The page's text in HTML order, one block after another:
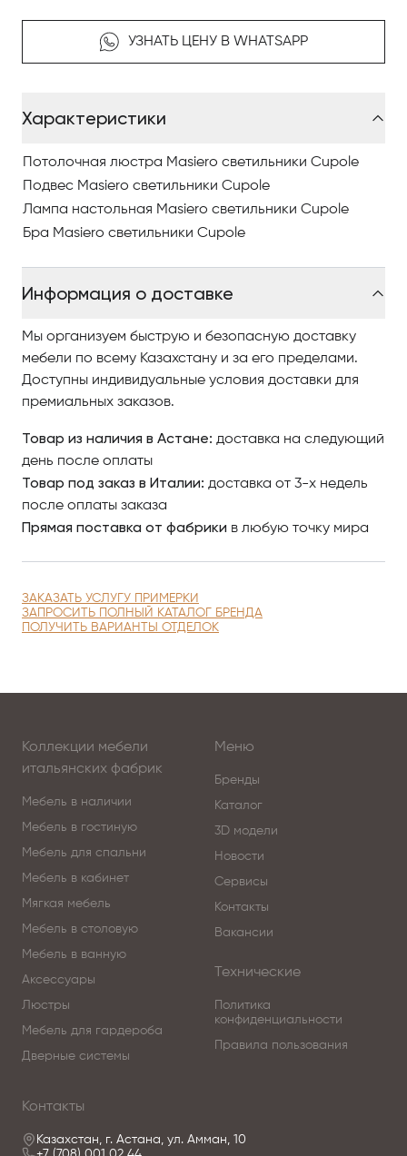
УЗНАТЬ ЦЕНУ В WHATSAPP
Характеристики
Потолочная люстра Masiero светильники Cupole
Подвес Masiero светильники Cupole
Лампа настольная Masiero светильники Cupole
Бра Masiero светильники Cupole
Информация о доставке
Мы организуем быструю и безопасную доставку
мебели по всему Казахстану и за его пределами.
Доступны индивидуальные условия доставки для
премиальных заказов.
Товар из наличия в Астане: доставка на следующий
день после оплаты
Товар под заказ в Италии: доставка от 3-х недель
после оплаты заказа
Прямая поставка от фабрики в любую точку мира
ЗАКАЗАТЬ УСЛУГУ ПРИМЕРКИ
ЗАПРОСИТЬ ПОЛНЫЙ КАТАЛОГ БРЕНДА
ПОЛУЧИТЬ ВАРИАНТЫ ОТДЕЛОК
Коллекции мебели
итальянских фабрик
Мебель в наличии
Мебель в гостиную
Мебель для спальни
Мебель в кабинет
Мягкая мебель
Мебель в столовую
Мебель в ванную
Аксессуары
Люстры
Мебель для гардероба
Дверные системы
Меню
Бренды
Каталог
3D модели
Новости
Сервисы
Контакты
Вакансии
Технические
Политика
конфиденциальности
Правила пользования
Контакты
Казахстан, г. Астана, ул. Амман, 10